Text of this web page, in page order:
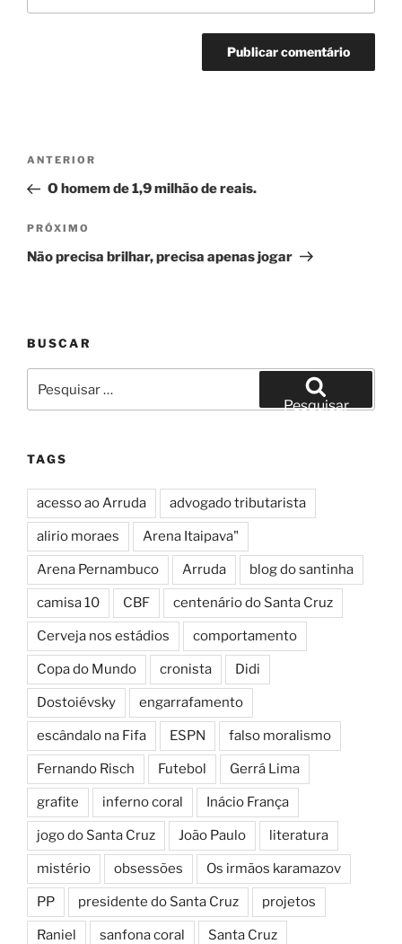
Navegação
Post
Post
anterior
ANTERIOR
O homem de 1,9 milhão de reais.
Próximo
post
PRÓXIMO
Não precisa brilhar, precisa apenas jogar
BUSCAR
por:
Pesquisar
TAGS
acesso ao Arruda advogado tributarista
alirio moraes Arena Itaipava"
Arena Pernambuco Arruda blog do santinha
camisa 10 CBF centenário do Santa Cruz
Cerveja nos estádios comportamento
Copa do Mundo cronista Didi
Dostoiévsky engarrafamento
escândalo na Fifa ESPN falso moralismo
Fernando Risch Futebol Gerrá Lima
grafite inferno coral Inácio França
jogo do Santa Cruz João Paulo literatura
mistério obsessões Os irmãos karamazov
PP presidente do Santa Cruz projetos
Raniel sanfona coral Santa Cruz